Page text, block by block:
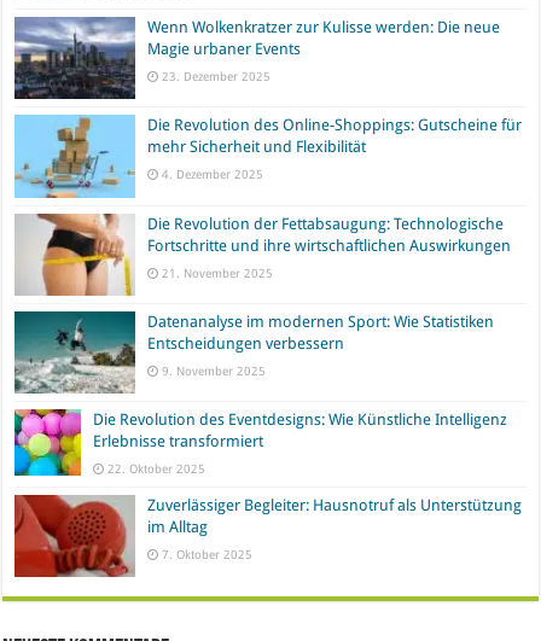
Wenn Wolkenkratzer zur Kulisse werden: Die neue
Magie urbaner Events
23. Dezember 2025
Die Revolution des Online-Shoppings: Gutscheine für
mehr Sicherheit und Flexibilität
4. Dezember 2025
Die Revolution der Fettabsaugung: Technologische
Fortschritte und ihre wirtschaftlichen Auswirkungen
21. November 2025
Datenanalyse im modernen Sport: Wie Statistiken
Entscheidungen verbessern
9. November 2025
Die Revolution des Eventdesigns: Wie Künstliche Intelligenz
Erlebnisse transformiert
22. Oktober 2025
Zuverlässiger Begleiter: Hausnotruf als Unterstützung
im Alltag
7. Oktober 2025